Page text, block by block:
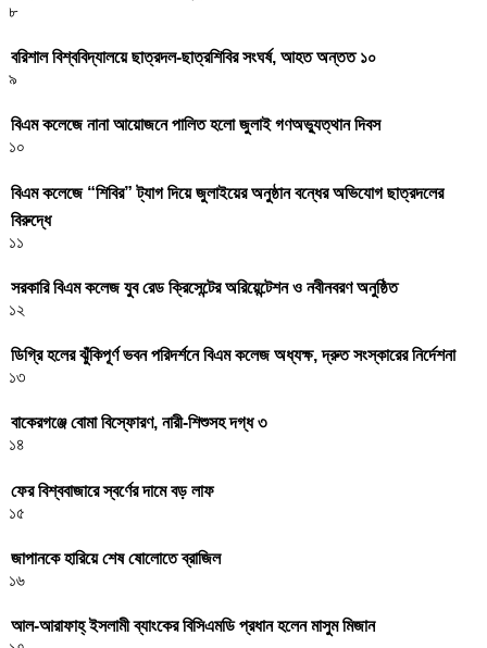
৮
বরিশাল বিশ্ববিদ্যালয়ে ছাত্রদল-ছাত্রশিবির সংঘর্ষ, আহত অন্তত ১০
৯
বিএম কলেজে নানা আয়োজনে পালিত হলো জুলাই গণঅভ্যুত্থান দিবস
১০
বিএম কলেজে “শিবির” ট্যাগ দিয়ে জুলাইয়ের অনুষ্ঠান বন্ধের অভিযোগ ছাত্রদলের
বিরুদ্ধে
১১
সরকারি বিএম কলেজ যুব রেড ক্রিসেন্টের অরিয়েন্টেশন ও নবীনবরণ অনুষ্ঠিত
১২
ডিগ্রি হলের ঝুঁকিপূর্ণ ভবন পরিদর্শনে বিএম কলেজ অধ্যক্ষ, দ্রুত সংস্কারের নির্দেশনা
১৩
বাকেরগঞ্জে বোমা বিস্ফোরণ, নারী-শিশুসহ দগ্ধ ৩
১৪
ফের বিশ্ববাজারে স্বর্ণের দামে বড় লাফ
১৫
জাপানকে হারিয়ে শেষ ষোলোতে ব্রাজিল
১৬
আল-আরাফাহ্ ইসলামী ব্যাংকের বিসিএমডি প্রধান হলেন মাসুম মিজান